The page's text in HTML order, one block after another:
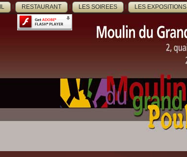
RESTAURANT LES SOIREES LES EXPOSITIONS